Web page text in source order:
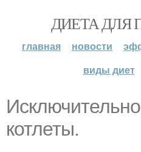
ДИЕТА ДЛЯ
главная новости
виды диет
котлеты.